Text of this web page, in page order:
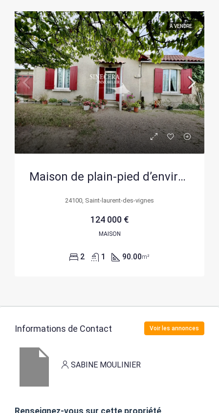
A VENDRE
Maison de plain-pied d’environ 90 m² à Saint-Laurent-des-Vignes proche Bergerac
24100, Saint-laurent-des-vignes
124 000 €
MAISON
2 1 90.00m²
Informations de Contact Voir les annonces
SABINE MOULINIER
Renseignez-vous sur cette propriété